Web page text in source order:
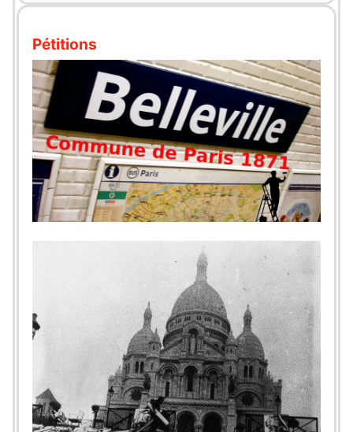
Pétitions